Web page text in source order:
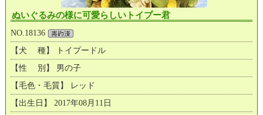
ぬいぐるみの様に可愛らしいトイプー君
NO.18136
【犬 種】 トイプードル
【性 別】 男の子
【毛色・毛質】 レッド
【出生日】 2017年08月11日